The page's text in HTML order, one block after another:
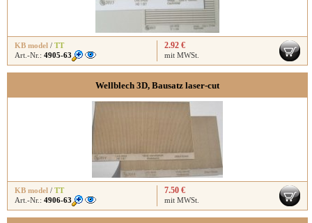
KB model / TT
Art.-Nr.: 4905-63
2.92 €
mit MWSt.
Wellblech 3D, Bausatz laser-cut
KB model / TT
Art.-Nr.: 4906-63
7.50 €
mit MWSt.